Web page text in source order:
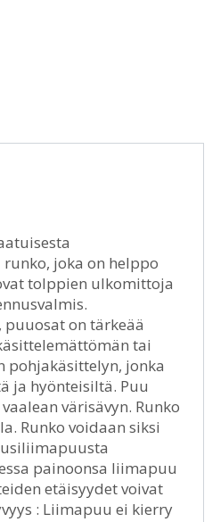
joka on helppo
tolppien ulkomittoja
on tärkeää
tai
pohjakäsittelyn, jonka
ja hyönteisiltä. Puu
värisävyn. Runko
Runko voidaan siksi
painoonsa liimapuu
etäisyydet voivat
: Liimapuu ei kierry